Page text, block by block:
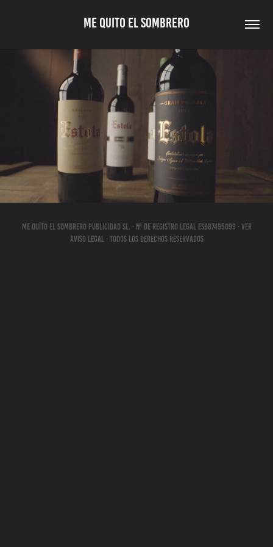
ME QUITO EL SOMBRERO
«ESTOLA ES MUCHO ESTOLA»
Me Quito El Sombrero Publicidad SL. · Nº de REGISTRO LEGAL ESB87495099 · VER
AVISO LEGAL · Todos los derechos reservados